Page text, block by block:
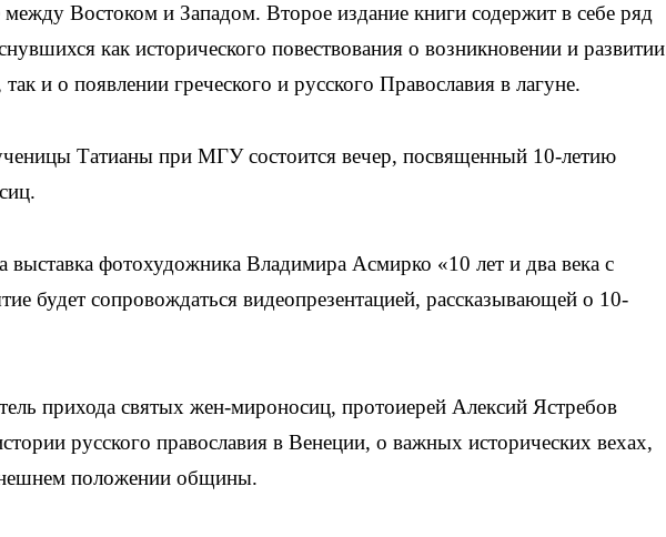
Востоком и Западом. Второе издание книги содержит в себе ряд
как исторического повествования о возникновении и развитии
и о появлении греческого и русского Православия в лагуне.
Татианы при МГУ состоится вечер, посвященный 10-летию
выставка фотохудожника Владимира Асмирко «10 лет и два века с
будет сопровождаться видеопрезентацией, рассказывающей о 10-
прихода святых жен-мироносиц, протоиерей Алексий Ястребов
русского православия в Венеции, о важных исторических вехах,
положении общины.